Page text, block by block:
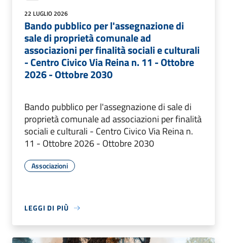
22 LUGLIO 2026
Bando pubblico per l'assegnazione di
sale di proprietà comunale ad
associazioni per finalità sociali e culturali
- Centro Civico Via Reina n. 11 - Ottobre
2026 - Ottobre 2030
Bando pubblico per l'assegnazione di sale di
proprietà comunale ad associazioni per finalità
sociali e culturali - Centro Civico Via Reina n.
11 - Ottobre 2026 - Ottobre 2030
Associazioni
LEGGI DI PIÙ